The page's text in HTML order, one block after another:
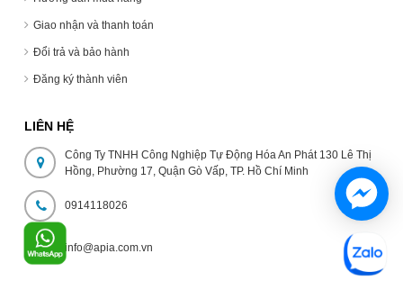
Giao nhận và thanh toán
Đổi trả và bảo hành
Đăng ký thành viên
LIÊN HỆ
Công Ty TNHH Công Nghiệp Tự Động Hóa An Phát 130 Lê Thị
Hồng, Phường 17, Quận Gò Vấp, TP. Hồ Chí Minh
0914118026
info@apia.com.vn